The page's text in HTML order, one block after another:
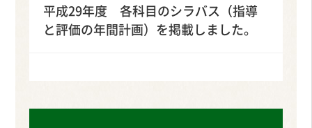
平成29年度 各科目のシラバス（指導
と評価の年間計画）を掲載しました。